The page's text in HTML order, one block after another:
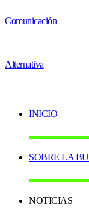
INICIO
SOBRE LA
NOTICIAS